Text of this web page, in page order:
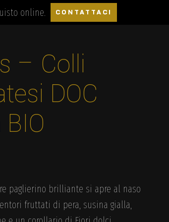
online. CONTATTACI
– Colli
DOC
paglierino brilliante si apre al naso
fruttati di pera, susina gialla,